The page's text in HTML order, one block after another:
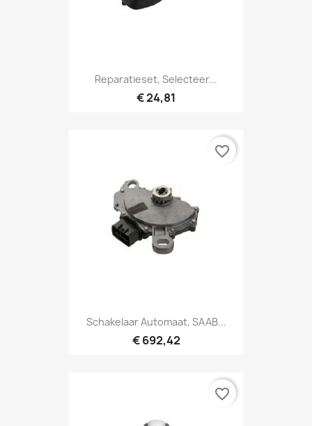
Reparatieset, Selecteer...
€ 24,81
Schakelaar Automaat, SAAB...
€ 692,42
favorite_border
favorite_border